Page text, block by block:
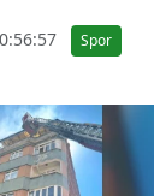
Spor